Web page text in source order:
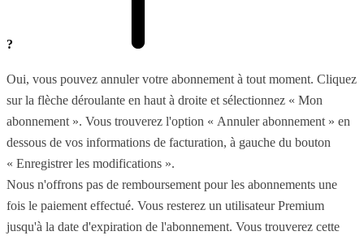
?
Oui, vous pouvez annuler votre abonnement à tout moment. Cliquez
sur la flèche déroulante en haut à droite et sélectionnez « Mon
abonnement ». Vous trouverez l'option « Annuler abonnement » en
dessous de vos informations de facturation, à gauche du bouton
« Enregistrer les modifications ».
Nous n'offrons pas de remboursement pour les abonnements une
fois le paiement effectué. Vous resterez un utilisateur Premium
jusqu'à la date d'expiration de l'abonnement. Vous trouverez cette